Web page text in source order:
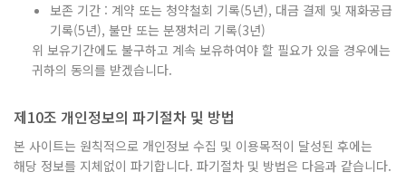
보존 기간 : 계약 또는 청약철회 기록(5년), 대금 결제 및 재화공급
기록(5년), 불만 또는 분쟁처리 기록(3년)
위 보유기간에도 불구하고 계속 보유하여야 할 필요가 있을 경우에는
귀하의 동의를 받겠습니다.
제10조 개인정보의 파기절차 및 방법
본 사이트는 원칙적으로 개인정보 수집 및 이용목적이 달성된 후에는
해당 정보를 지체없이 파기합니다. 파기절차 및 방법은 다음과 같습니다.